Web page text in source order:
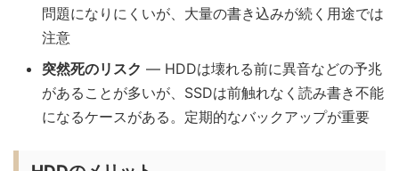
問題になりにくいが、大量の書き込みが続く用途では
注意
突然死のリスク — HDDは壊れる前に異音などの予兆
があることが多いが、SSDは前触れなく読み書き不能
になるケースがある。定期的なバックアップが重要